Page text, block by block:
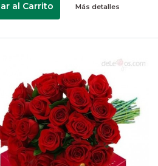
al Carrito Más detalles